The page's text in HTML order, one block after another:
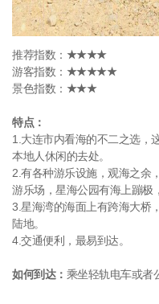
推荐指数： ★★★★
游客指数： ★★★★★
景色指数： ★★★
特点：
1.大连市内看海的不二之选，
本地人休闲的去处。
2.有各种游乐设施，观海之余
游乐场，星海公园有海上蹦极
3.星海湾的海面上有跨海大桥
陆地。
4.交通便利，最易到达。
如何到达： 乘坐轻轨电车或者